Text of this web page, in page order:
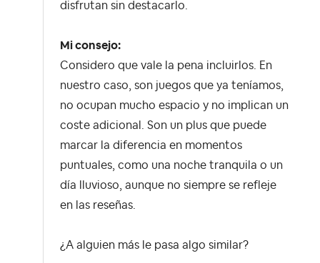
disfrutan sin destacarlo.
Mi consejo:
Considero que vale la pena incluirlos. En
nuestro caso, son juegos que ya teníamos,
no ocupan mucho espacio y no implican un
coste adicional. Son un plus que puede
marcar la diferencia en momentos
puntuales, como una noche tranquila o un
día lluvioso, aunque no siempre se refleje
en las reseñas.
¿A alguien más le pasa algo similar?